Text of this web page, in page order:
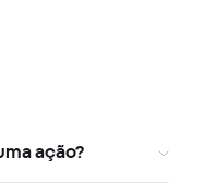
ação?